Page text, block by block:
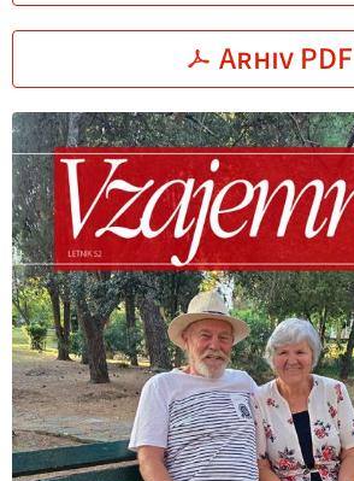
Arhiv PDF